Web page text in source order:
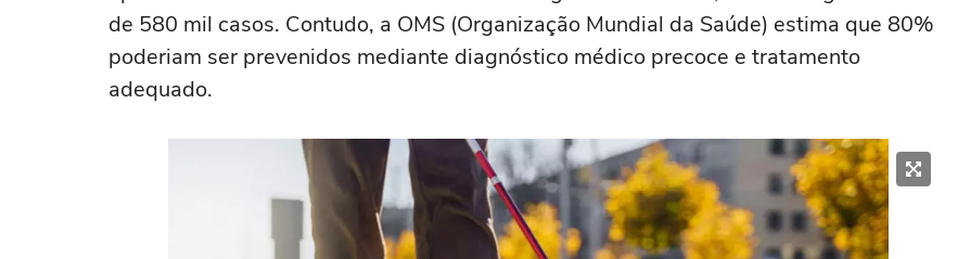
de 580 mil casos. Contudo, a OMS (Organização Mundial da Saúde) estima que 80%
poderiam ser prevenidos mediante diagnóstico médico precoce e tratamento
adequado.